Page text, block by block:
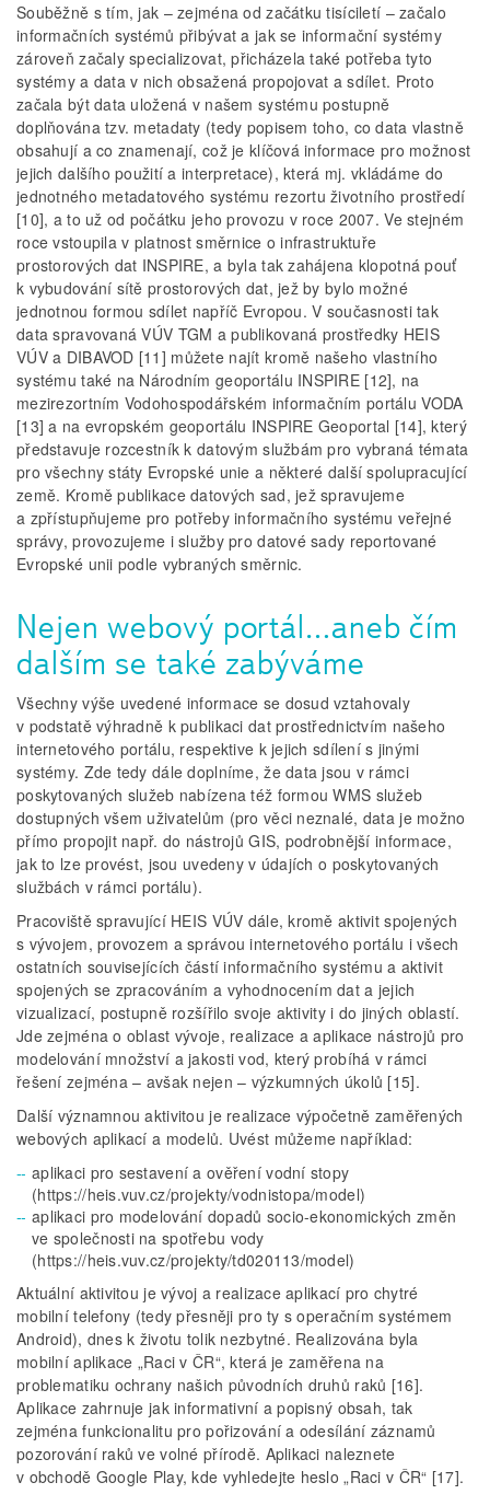
Souběžně s tím, jak – zejména od začátku tisíciletí – začalo
informačních systémů přibývat a jak se informační systémy
zároveň začaly specializovat, přicházela také potřeba tyto
systémy a data v nich obsažená propojovat a sdílet. Proto
začala být data uložená v našem systému postupně
doplňována tzv. metadaty (tedy popisem toho, co data vlastně
obsahují a co znamenají, což je klíčová informace pro možnost
jejich dalšího použití a interpretace), která mj. vkládáme do
jednotného metadatového systému rezortu životního prostředí
[10], a to už od počátku jeho provozu v roce 2007. Ve stejném
roce vstoupila v platnost směrnice o infrastruktuře
prostorových dat INSPIRE, a byla tak zahájena klopotná pouť
k vybudování sítě prostorových dat, jež by bylo možné
jednotnou formou sdílet napříč Evropou. V současnosti tak
data spravovaná VÚV TGM a publikovaná prostředky HEIS
VÚV a DIBAVOD [11] můžete najít kromě našeho vlastního
systému také na Národním geoportálu INSPIRE [12], na
mezirezortním Vodohospodářském informačním portálu VODA
[13] a na evropském geoportálu INSPIRE Geoportal [14], který
představuje rozcestník k datovým službám pro vybraná témata
pro všechny státy Evropské unie a některé další spolupracující
země. Kromě publikace datových sad, jež spravujeme
a zpřístupňujeme pro potřeby informačního systému veřejné
správy, provozujeme i služby pro datové sady reportované
Evropské unii podle vybraných směrnic.
Nejen webový portál…aneb čím
dalším se také zabýváme
Všechny výše uvedené informace se dosud vztahovaly
v podstatě výhradně k publikaci dat prostřednictvím našeho
internetového portálu, respektive k jejich sdílení s jinými
systémy. Zde tedy dále doplníme, že data jsou v rámci
poskytovaných služeb nabízena též formou WMS služeb
dostupných všem uživatelům (pro věci neznalé, data je možno
přímo propojit např. do nástrojů GIS, podrobnější informace,
jak to lze provést, jsou uvedeny v údajích o poskytovaných
službách v rámci portálu).
Pracoviště spravující HEIS VÚV dále, kromě aktivit spojených
s vývojem, provozem a správou internetového portálu i všech
ostatních souvisejících částí informačního systému a aktivit
spojených se zpracováním a vyhodnocením dat a jejich
vizualizací, postupně rozšířilo svoje aktivity i do jiných oblastí.
Jde zejména o oblast vývoje, realizace a aplikace nástrojů pro
modelování množství a jakosti vod, který probíhá v rámci
řešení zejména – avšak nejen – výzkumných úkolů [15].
Další významnou aktivitou je realizace výpočetně zaměřených
webových aplikací a modelů. Uvést můžeme například:
aplikaci pro sestavení a ověření vodní stopy
(https://heis.vuv.cz/projekty/vodnistopa/model)
aplikaci pro modelování dopadů socio-ekonomických změn
ve společnosti na spotřebu vody
(https://heis.vuv.cz/projekty/td020113/model)
Aktuální aktivitou je vývoj a realizace aplikací pro chytré
mobilní telefony (tedy přesněji pro ty s operačním systémem
Android), dnes k životu tolik nezbytné. Realizována byla
mobilní aplikace „Raci v ČR“, která je zaměřena na
problematiku ochrany našich původních druhů raků [16].
Aplikace zahrnuje jak informativní a popisný obsah, tak
zejména funkcionalitu pro pořizování a odesílání záznamů
pozorování raků ve volné přírodě. Aplikaci naleznete
v obchodě Google Play, kde vyhledejte heslo „Raci v ČR“ [17].